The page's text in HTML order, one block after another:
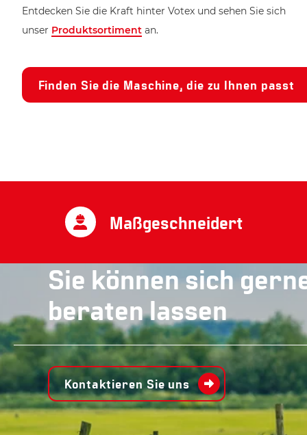
Entdecken Sie die Kraft hinter Votex und sehen Sie sich
unser Produktsortimentan.
Finden Sie die Maschine, die zu Ihnen passt
Maßgeschneidert
Sie können sich
beraten lassen
Kontaktieren Sie uns